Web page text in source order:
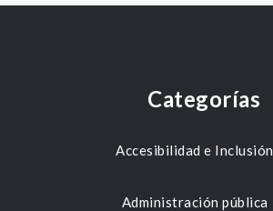
Categorías
Accesibilidad e Inclusión
Administración pública